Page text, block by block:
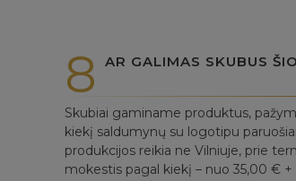
8 AR GALIMAS SKUBUS
Skubiai gaminame produktus,
kiekį saldumynų su logotipu
produkcijos reikia ne Vilniuje, prie
mokestis pagal kiekį – nuo 35,00 € +